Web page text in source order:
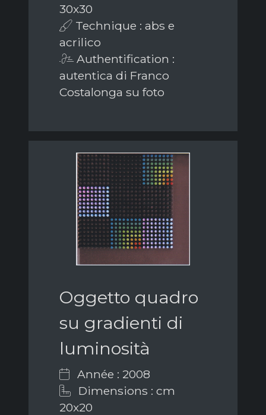
30x30
Technique : abs e
acrilico
Authentification :
autentica di Franco
Costalonga su foto
Oggetto quadro
su gradienti di
luminosità
Année : 2008
Dimensions : cm
20x20